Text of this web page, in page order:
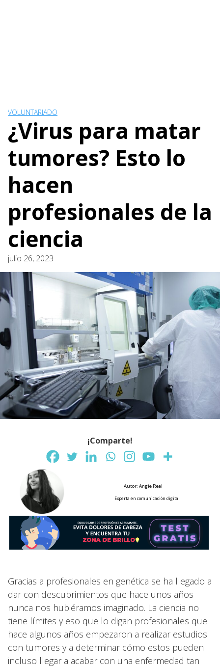
VOLUNTARIADO
¿Virus para matar
tumores? Esto lo
hacen
profesionales de la
ciencia
julio 26, 2023
¡Comparte!
Autor: Angie Real
Experta en comunicación digital
Gracias a profesionales en genética se ha llegado a
dar con descubrimientos que hace unos años
nunca nos hubiéramos imaginado. La ciencia no
tiene límites y eso que lo digan profesionales que
hace algunos años empezaron a realizar estudios
con tumores y a determinar cómo estos pueden
incluso llegar a acabar con una enfermedad tan